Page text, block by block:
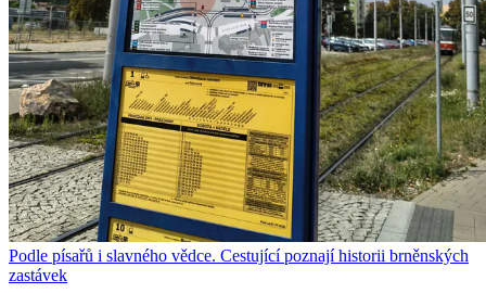
Podle písařů i slavného vědce. Cestující poznají historii brněnských
zastávek